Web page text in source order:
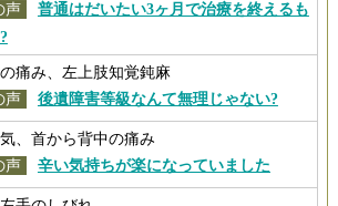
声
普通はだいたい3ヶ月で治療を終えるも
痛み、左上肢知覚鈍麻
声
後遺障害等級なんて無理じゃない?
、首から背中の痛み
声
辛い気持ちが楽になっていました